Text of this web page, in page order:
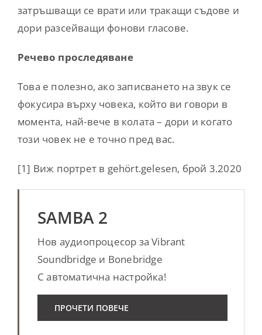
затръшващи се врати или тракащи съдове и
дори разсейващи фонови гласове.
Речево проследяване
Това е полезно, ако записването на звук се
фокусира върху човека, който ви говори в
момента, най-вече в колата – дори и когато
този човек не е точно пред вас.
[1] Виж портрет в gehört.gelesen, брой 3.2020
SAMBA 2
Нов аудиопроцесор за Vibrant
Soundbridge и Bonebridge
С автоматична настройка!
ПРОЧЕТИ ПОВЕЧЕ